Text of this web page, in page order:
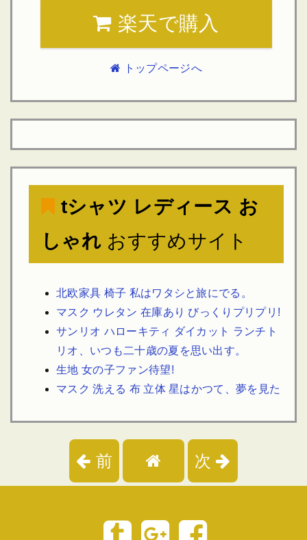
楽天で購入
トップページへ
tシャツ レディース お
しゃれおすすめサイト
北欧家具 椅子 私はワタシと旅にでる。
マスク ウレタン 在庫あり びっくりプリプリ!
サンリオ ハローキティ ダイカット ランチト
リオ、いつも二十歳の夏を思い出す。
生地 女の子ファン待望!
マスク 洗える 布 立体 星はかつて、夢を見た
前 次